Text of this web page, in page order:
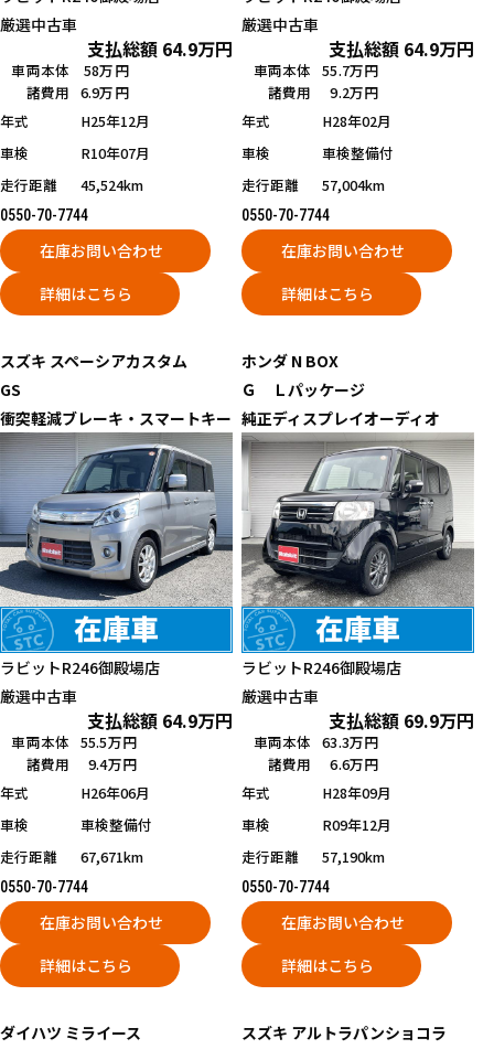
厳選中古車
支払総額 64.9万円
車両本体
58万円
諸費用 6.9万円
年式
H25年12月
車検
R10年07月
走行距離
45,524km
0550-70-7744
在庫お問い合わせ
詳細はこちら
厳選中古車
支払総額 64.9万円
車両本体 55.7万円
諸費用
9.2万円
年式
H28年02月
車検
車検整備付
走行距離
57,004km
0550-70-7744
在庫お問い合わせ
詳細はこちら
スズキ スペーシアカスタム
GS
衝突軽減ブレーキ・スマートキー
ラビットR246御殿場店
厳選中古車
支払総額 64.9万円
車両本体 55.5万円
諸費用
9.4万円
年式
H26年06月
車検
車検整備付
走行距離
67,671km
0550-70-7744
在庫お問い合わせ
詳細はこちら
ホンダ N BOX
Ｇ Ｌパッケージ
純正ディスプレイオーディオ
ラビットR246御殿場店
厳選中古車
支払総額 69.9万円
車両本体 63.3万円
諸費用
6.6万円
年式
H28年09月
車検
R09年12月
走行距離
57,190km
0550-70-7744
在庫お問い合わせ
詳細はこちら
ダイハツ ミライース
スズキ アルトラパンショコラ